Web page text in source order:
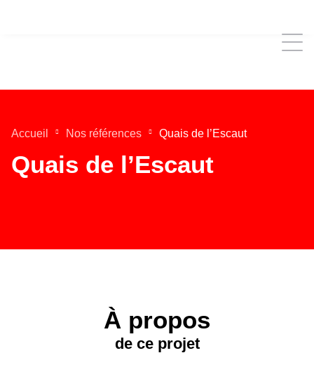
Accueil Nos références Quais de l’Escaut
Quais de l’Escaut
À propos
de ce projet